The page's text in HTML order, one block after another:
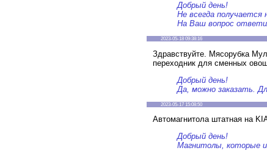
Добрый день!
Не всегда
На Ваш вопрос
2023-05-18 09:38:16
Здравствуйте. Мясорубка
переходник для сменных
Добрый день!
Да, можно заказать.
2023-05-17 15:08:50
Автомагнитола штатная на
Добрый день!
Магнитолы, которые